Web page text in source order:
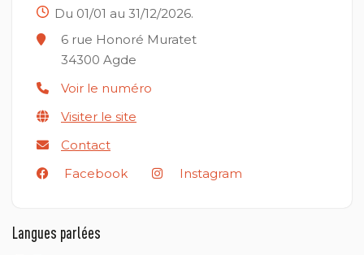
Du 01/01 au 31/12/2026.
6 rue Honoré Muratet
34300 Agde
Voir le numéro
Visiter le site
Contact
Facebook
Instagram
Langues parlées